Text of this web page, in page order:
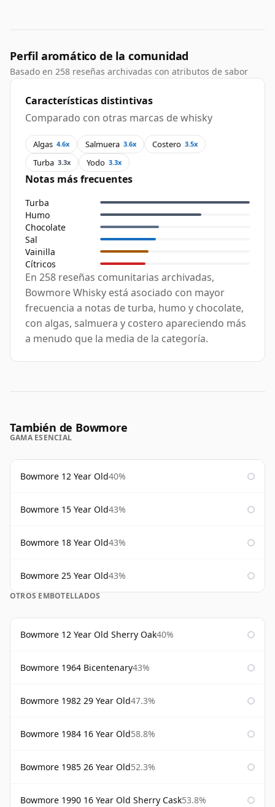
Perfil aromático de la comunidad
Basado en 258 reseñas archivadas con atributos de sabor
Características distintivas
Comparado con otras marcas de whisky
Algas 4.6x Salmuera 3.6x Costero 3.5x
Turba 3.3x Yodo 3.3x
Notas más frecuentes
Turba
Humo
Chocolate
Sal
Vainilla
Cítricos
En 258 reseñas comunitarias archivadas,
Bowmore Whisky está asociado con mayor
frecuencia a notas de turba, humo y chocolate,
con algas, salmuera y costero apareciendo más
a menudo que la media de la categoría.
También de Bowmore
GAMA ESENCIAL
Bowmore 12 Year Old40%
Bowmore 15 Year Old43%
Bowmore 18 Year Old43%
Bowmore 25 Year Old43%
OTROS EMBOTELLADOS
Bowmore 12 Year Old Sherry Oak40%
Bowmore 1964 Bicentenary43%
Bowmore 1982 29 Year Old47.3%
Bowmore 1984 16 Year Old58.8%
Bowmore 1985 26 Year Old52.3%
Bowmore 1990 16 Year Old Sherry Cask53.8%